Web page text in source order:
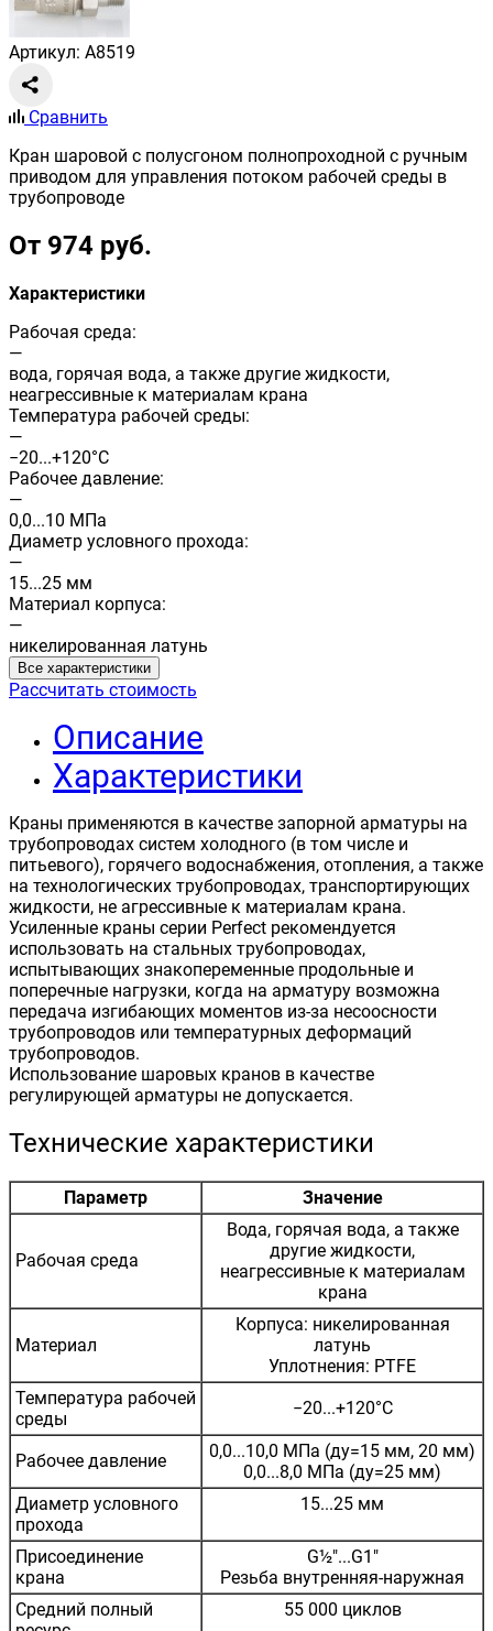
Артикул: A8519
Сравнить
Кран шаровой с полусгоном полнопроходной с ручным
приводом для управления потоком рабочей среды в
трубопроводе
От 974 руб.
Характеристики
Рабочая среда:
—
вода, горячая вода, а также другие жидкости,
неагрессивные к материалам крана
Температура рабочей среды:
—
−20...+120°С
Рабочее давление:
—
0,0...10 МПа
Диаметр условного прохода:
—
15...25 мм
Материал корпуса:
—
никелированная латунь
Все характеристики
Рассчитать стоимость
Описание
Характеристики
Краны применяются в качестве запорной арматуры на
трубопроводах систем холодного (в том числе и
питьевого), горячего водоснабжения, отопления, а также
на технологических трубопроводах, транспортирующих
жидкости, не агрессивные к материалам крана.
Усиленные краны серии Perfect рекомендуется
использовать на стальных трубопроводах,
испытывающих знакопеременные продольные и
поперечные нагрузки, когда на арматуру возможна
передача изгибающих моментов из-за несоосности
трубопроводов или температурных деформаций
трубопроводов.
Использование шаровых кранов в качестве
регулирующей арматуры не допускается.
Технические характеристики
Параметр Значение
Рабочая среда
Вода, горячая вода, а также
другие жидкости,
неагрессивные к материалам
крана
Материал
Корпуса: никелированная
латунь
Уплотнения: PTFE
Температура рабочей
среды
−20...+120°С
Рабочее давление
0,0...10,0 МПа (ду=15 мм, 20 мм)
0,0...8,0 МПа (ду=25 мм)
Диаметр условного
прохода
15...25 мм
Присоединение
крана
G½"...G1"
Резьба внутренняя-наружная
Средний полный
55 000 циклов